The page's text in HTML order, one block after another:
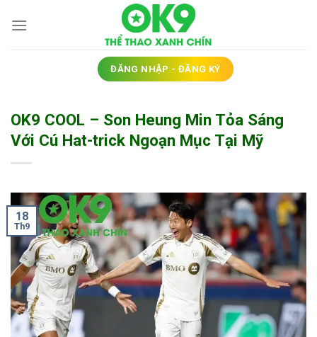
qua
ĐĂNG NHẬP - ĐĂNG KÝ
OK9 COOL – Son Heung Min Tỏa Sáng
Với Cú Hat-trick Ngoạn Mục Tại Mỹ
18
Th9